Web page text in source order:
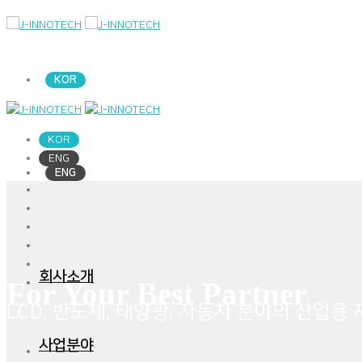
KOR
ENG
회사소개
사업분야
KOR
ENG
For Your Best Partner